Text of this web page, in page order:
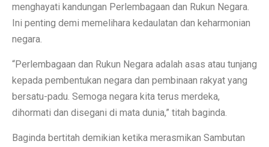
menghayati kandungan Perlembagaan dan Rukun Negara.
Ini penting demi memelihara kedaulatan dan keharmonian
negara.
“Perlembagaan dan Rukun Negara adalah asas atau tunjang
kepada pembentukan negara dan pembinaan rakyat yang
bersatu-padu. Semoga negara kita terus merdeka,
dihormati dan disegani di mata dunia,” titah baginda.
Baginda bertitah demikian ketika merasmikan Sambutan